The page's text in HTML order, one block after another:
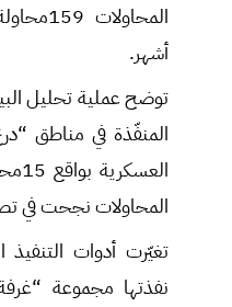
أشهر.
توضح عملية تحليل
المنفّذة في مناطق
المحاولات نجحت في
تغيّرت أدوات التنفيذ
نفذتها مجموعة